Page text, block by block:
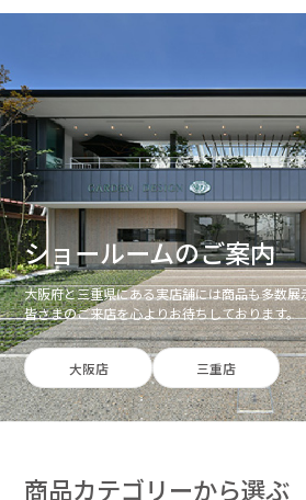
ショールームのご案内
大阪府と三重県にある実店舗には商品も多数展
皆さまのご来店を心よりお待ちしております。
大阪店 三重店
商品カテゴリーから選ぶ